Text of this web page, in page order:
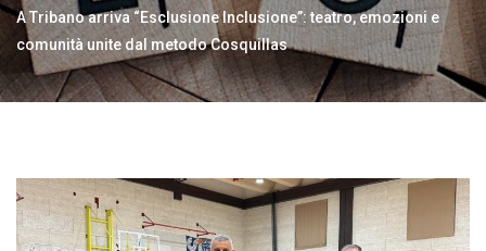
A Tribano arriva “Esclusione Inclusione”: teatro, emozioni e
comunità unite dal metodo Cosquillas